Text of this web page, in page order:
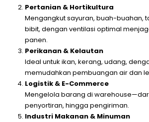
Pertanian & Hortikultura
Mengangkut sayuran, buah-buahan,
bibit, dengan ventilasi optimal
panen.
Perikanan & Kelautan
Ideal untuk ikan, kerang, udang,
memudahkan pembuangan air dan
Logistik & E-Commerce
Mengelola barang di
penyortiran, hingga pengiriman.
Industri Makanan & Minuman